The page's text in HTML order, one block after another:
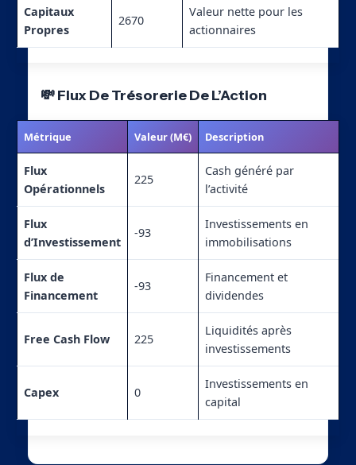
Capitaux
Propres
2670
Valeur nette pour les
actionnaires
💸 Flux De Trésorerie De L’Action
Métrique Valeur (M€) Description
Flux
Opérationnels
225
Cash généré par
l’activité
Flux
d’Investissement
-93
Investissements en
immobilisations
Flux de
Financement
-93
Financement et
dividendes
Free Cash Flow 225
Liquidités après
investissements
Capex 0
Investissements en
capital